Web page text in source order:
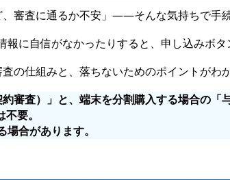
、審査に通るか不安」——そんな気持ちで手
に自信がなかったりすると、申し込みボタ
の仕組みと、落ちないためのポイントがわか
審査）」と、端末を分割購入する場合の「
要。
合があります。